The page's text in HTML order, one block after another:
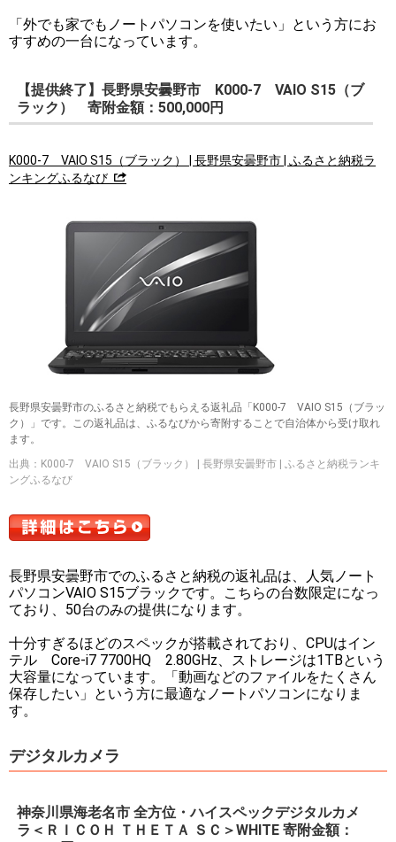
「外でも家でもノートパソコンを使いたい」という方にお
すすめの一台になっています。
【提供終了】長野県安曇野市 K000-7 VAIO S15（ブ
ラック） 寄附金額：500,000円
K000-7 VAIO S15（ブラック） | 長野県安曇野市 | ふるさと納税ラ
ンキングふるなび
長野県安曇野市のふるさと納税でもらえる返礼品「K000-7 VAIO S15（ブラッ
ク）」です。この返礼品は、ふるなびから寄附することで自治体から受け取れ
ます。
出典：K000-7 VAIO S15（ブラック） | 長野県安曇野市 | ふるさと納税ランキ
ングふるなび
長野県安曇野市でのふるさと納税の返礼品は、人気ノート
パソコンVAIO S15ブラックです。こちらの台数限定になっ
ており、50台のみの提供になります。
十分すぎるほどのスペックが搭載されており、CPUはイン
テル Core-i7 7700HQ 2.80GHz、ストレージは1TBという
大容量になっています。「動画などのファイルをたくさん
保存したい」という方に最適なノートパソコンになりま
す。
デジタルカメラ
神奈川県海老名市 全方位・ハイスペックデジタルカメ
ラ＜ＲＩＣＯＨ ＴＨＥＴＡ ＳＣ＞WHITE 寄附金額：